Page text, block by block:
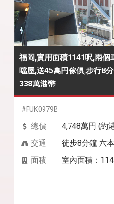
福岡,實用面積1141呎,兩個
噹屋,送45萬円傢俱,步行8
338萬港幣
#FUK0979B
總價
4,748萬円 (約
交通
徒步8分鐘 六
面積
室內面積：